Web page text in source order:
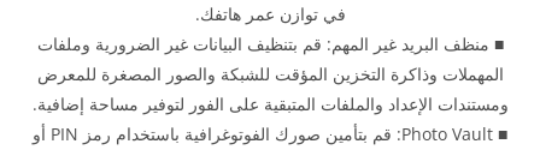
في توازن عمر هاتفك.
■ منظف البريد غير المهم: قم بتنظيف البيانات غير الضرورية وملفات
المهملات وذاكرة التخزين المؤقت للشبكة والصور المصغرة للمعرض
ومستندات الإعداد والملفات المتبقية على الفور لتوفير مساحة إضافية.
■ Photo Vault: قم بتأمين صورك الفوتوغرافية باستخدام رمز PIN أو